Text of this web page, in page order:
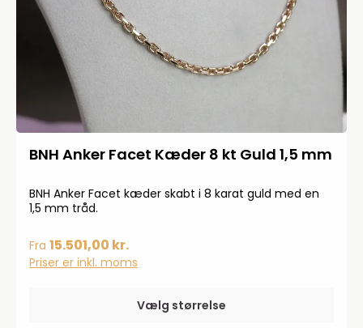
BNH Anker Facet Kæder 8 kt Guld 1,5 mm
BNH Anker Facet kæder skabt i 8 karat guld med en
1,5 mm tråd.
Fra 15.501,00 kr.
Priser er inkl. moms
Vælg størrelse